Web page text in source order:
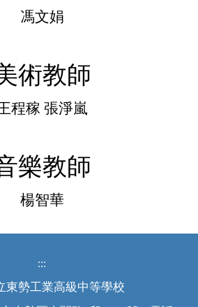
馮文娟
術教師
程稼 張淨嵐
樂教師
楊智華
:::
東勢工業高級中等學校